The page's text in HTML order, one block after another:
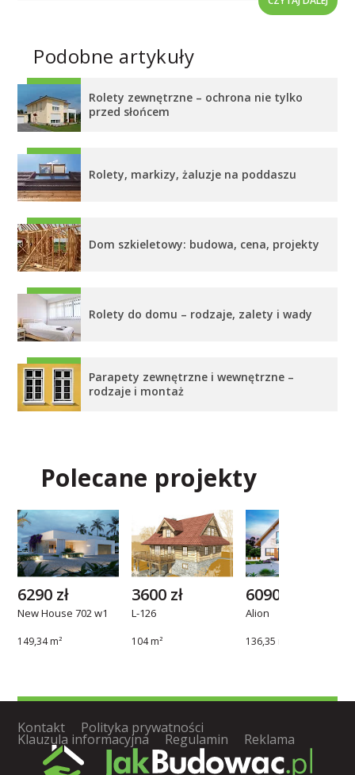
Podobne artykuły
Rolety zewnętrzne – ochrona nie tylko
przed słońcem
Rolety, markizy, żaluzje na poddaszu
Dom szkieletowy: budowa, cena, projekty
Rolety do domu – rodzaje, zalety i wady
Parapety zewnętrzne i wewnętrzne –
rodzaje i montaż
Polecane projekty
New House 702 w1
149,34 m²
6290 zł
L-126
104 m²
3600 zł
Alion
136,35 m²
6090 zł
Kontakt Polityka prywatności
Klauzula informacyjna Regulamin Reklama